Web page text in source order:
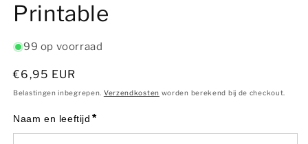
Printable
99 op voorraad
Normale
prijs
€6,95 EUR
Belastingen inbegrepen. Verzendkosten worden berekend bij de checkout.
Naam en leeftijd *